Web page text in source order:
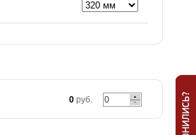
0 руб.